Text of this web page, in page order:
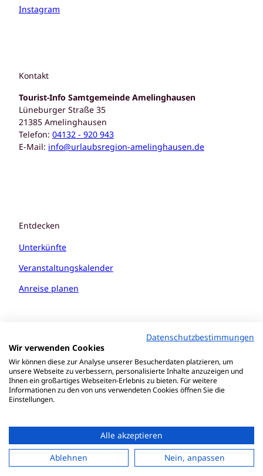
Instagram
Kontakt
Tourist-Info Samtgemeinde Amelinghausen
Lüneburger Straße 35
21385 Amelinghausen
Telefon: 04132 - 920 943
E-Mail: info@urlaubsregion-amelinghausen.de
Entdecken
Unterkünfte
Veranstaltungskalender
Anreise planen
Datenschutzerklärung
Erklärung zur Barrierefreiheit
Impressum
Datenschutzbestimmungen
Wir verwenden Cookies
Wir können diese zur Analyse unserer Besucherdaten platzieren, um
unsere Webseite zu verbessern, personalisierte Inhalte anzuzeigen und
Ihnen ein großartiges Webseiten-Erlebnis zu bieten. Für weitere
Informationen zu den von uns verwendeten Cookies öffnen Sie die
Einstellungen.
Alle akzeptieren
Ablehnen
Nein, anpassen